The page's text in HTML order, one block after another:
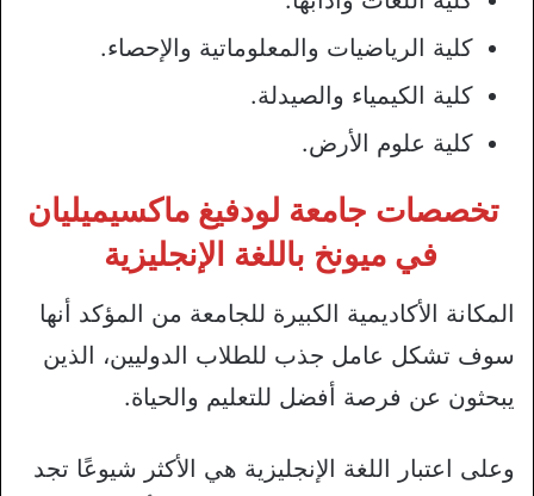
كلية الرياضيات والمعلوماتية والإحصاء.
كلية الكيمياء والصيدلة.
كلية علوم الأرض.
تخصصات جامعة لودفيغ ماكسيميليان
في ميونخ باللغة الإنجليزية
المكانة الأكاديمية الكبيرة للجامعة من المؤكد أنها
سوف تشكل عامل جذب للطلاب الدوليين، الذين
يبحثون عن فرصة أفضل للتعليم والحياة.
وعلى اعتبار اللغة الإنجليزية هي الأكثر شيوعًا تجد